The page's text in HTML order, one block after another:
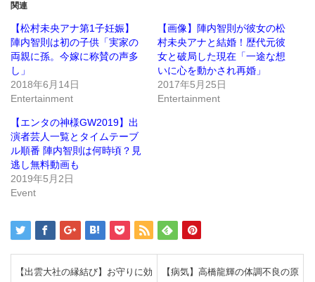
(新
し
い
ウ
ィ
ウ
で
開
ま
す)
ッ
ク
し
て
く
い
(新
し
ウ
ィ
ン
ド
ウ
で
開
き
ま
関連
【松村未央アナ第1子妊娠】
陣内智則は初の子供「実家の
両親に孫。今嫁に称賛の声多
し」
2018年6月14日
Entertainment
【画像】陣内智則が彼女の松
村未央アナと結婚！歴代元彼
女と破局した現在「一途な想
いに心を動かされ再婚」
2017年5月25日
Entertainment
【エンタの神様GW2019】出
演者芸人一覧とタイムテーブ
ル順番 陣内智則は何時頃？見
逃し無料動画も
2019年5月2日
Event
【出雲大社の縁結び】お守りに効 【病気】高橋龍輝の体調不良の原